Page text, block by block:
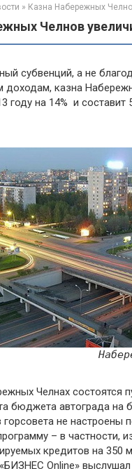
» Казна Набережных
Челнов
субвенций, а не
доходам, казна
году на 14% и составит
Челнах состоятся
бюджета автограда на
горсовета не настроены
– в частности,
кредитов на 350
Online»